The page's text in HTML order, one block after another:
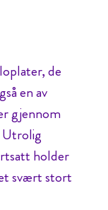
de
en av
gjennom
Utrolig
holder
svært stort